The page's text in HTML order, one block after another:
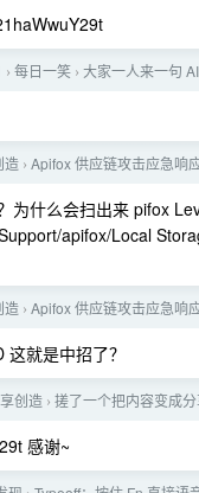
› 每日一笑 › 大家一人来一句
造 › Apifox 供应链攻击应急响
为什么会扫出来 pifox
apifox/Local
造 › Apifox 供应链攻击应急响
就是中招了？
创造 › 搓了一个把内容变成
感谢~